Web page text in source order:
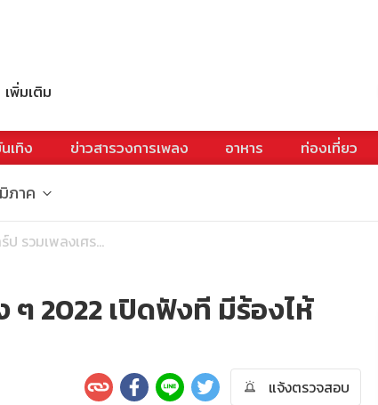
เพิ่มเติม
เทิง ข่าวสารวงการเพลง อาหาร ท่องเที่ยว
ภาค
ป รวมเพลงเศร...
ๆ 2022 เปิดฟังที มีร้องไห้
แจ้งตรวจสอบ